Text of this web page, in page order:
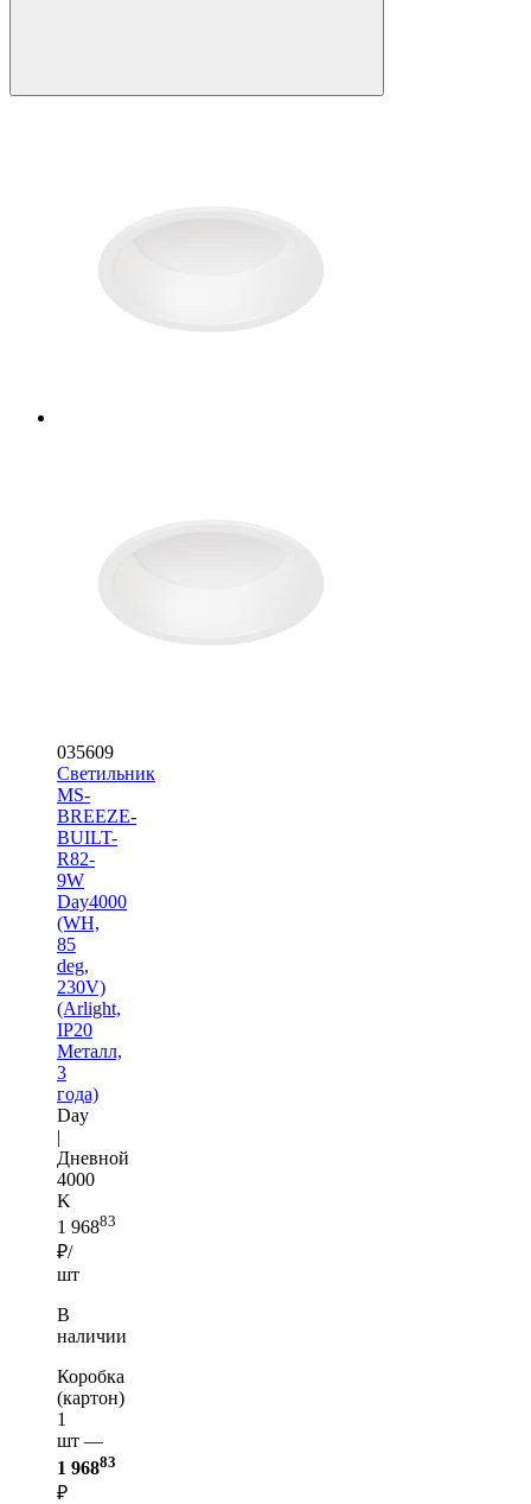
035609
Светильник
MS-
BREEZE-
BUILT-
R82-
9W
Day4000
(WH,
85
deg,
230V)
(Arlight,
IP20
Металл,
3
года)
Day
|
Дневной
4000
K
1 96883
₽/
шт
В
наличии
Коробка
(картон)
1
шт —
1 96883
₽